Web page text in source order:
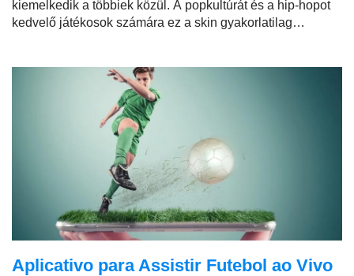
kiemelkedik a többiek közül. A popkultúrát és a hip-hopot
kedvelő játékosok számára ez a skin gyakorlatilag
Aplicativo para Assistir Futebol ao Vivo